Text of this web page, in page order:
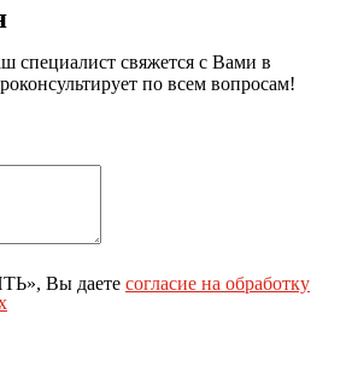
специалист свяжется с Вами в
по всем вопросам!
Вы даете согласие на обработку